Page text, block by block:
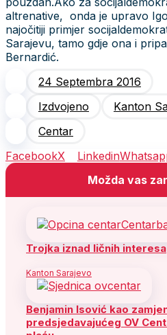
altrenative, onda je upravo
najočitiji primjer
Sarajevu, tamo gdje ona i
Bernardić.
24 Septembra 2016
Izdvojeno
Kanton
Centar
FacebookX Linkedin
Možda vas
Trojka iznad ličnih interesa
Kanton Sarajevo
Benjamin Isović kao
predsjedavajućeg OV